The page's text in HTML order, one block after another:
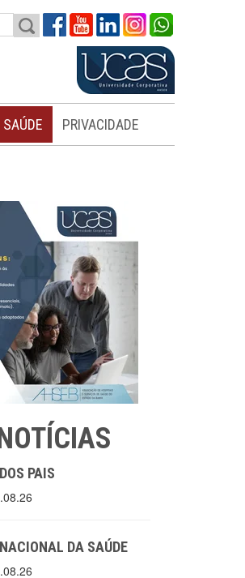
PRIVACIDADE
PAIS
DA SAÚDE